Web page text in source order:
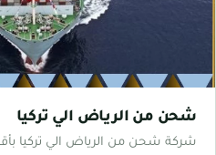
شحن من الرياض الي تركيا
شركة شحن من الرياض الي تركيا